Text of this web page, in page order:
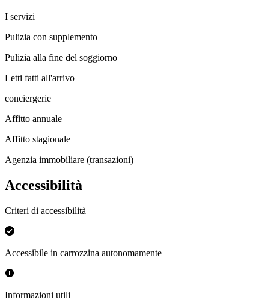
I servizi
Pulizia con supplemento
Pulizia alla fine del soggiorno
Letti fatti all'arrivo
conciergerie
Affitto annuale
Affitto stagionale
Agenzia immobiliare (transazioni)
Accessibilità
Criteri di accessibilità
Accessibile in carrozzina autonomamente
Informazioni utili